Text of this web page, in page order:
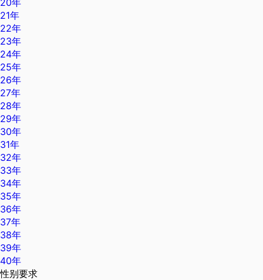
20年
21年
22年
23年
24年
25年
26年
27年
28年
29年
30年
31年
32年
33年
34年
35年
36年
37年
38年
39年
40年
性别要求